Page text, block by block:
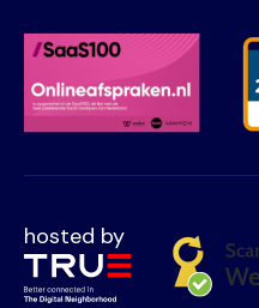
hosted by